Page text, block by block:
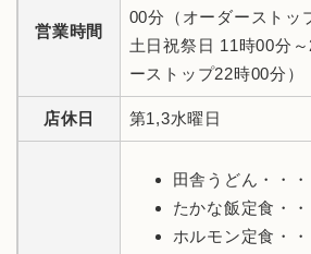
営業時間
00分（オーダーストッ
土日祝祭日 11時00分
ーストップ22時00分）
店休日 第1,3水曜日
田舎うどん・・
たかな飯定食・
ホルモン定食・